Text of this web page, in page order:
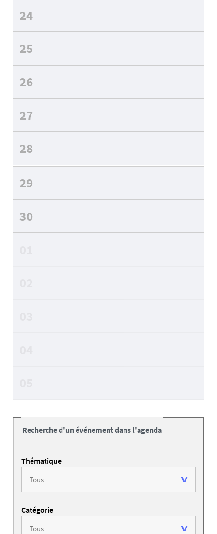
24
25
26
27
28
29
30
Recherche d'un événement dans l'agenda
Thématique
Catégorie